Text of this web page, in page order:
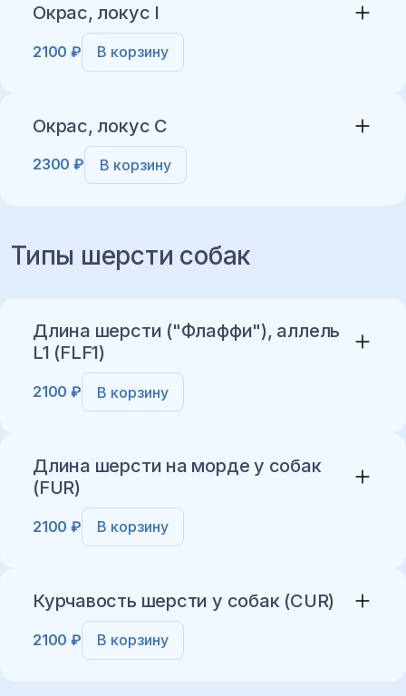
Окрас, локус I
2100 ₽ В корзину
Окрас, локус C
Добавить в корзину
2300 ₽ В корзину
Типы шерсти собак
Длина шерсти ("Флаффи"), аллель
L1 (FLF1)
Добавить в корзину
2100 ₽ В корзину
Длина шерсти на морде у собак
(FUR)
2100 ₽ В корзину
Курчавость шерсти у собак (CUR)
2100 ₽ В корзину